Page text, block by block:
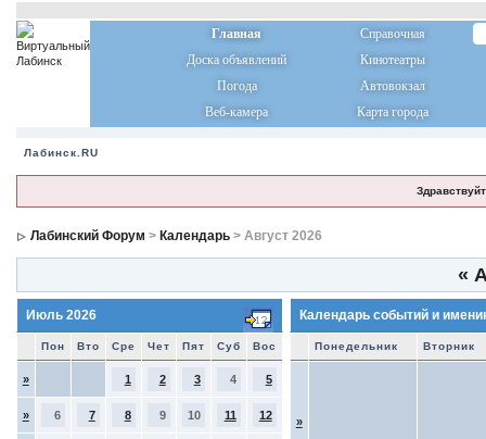
Главная
Справочная
Доска объявлений
Кинотеатры
Погода
Автовокзал
Веб-камера
Карта города
Лабинск.RU
Лабинский Форум > Календарь> Август 2026
«
Июль 2026
Пон Вто Сре Чет Пят Суб Вос
» 1 2 3 4 5
» 6 7 8 9 10 11 12
Календарь событий и
Понедельник Вторник
»